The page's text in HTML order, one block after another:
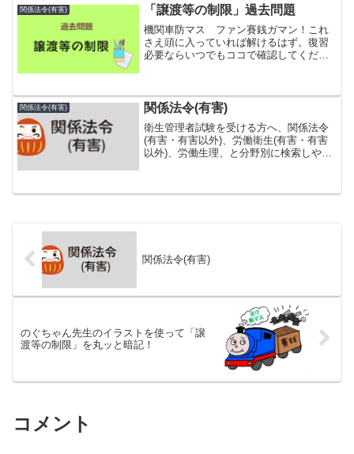
関係法令(有害) 「譲渡等の制限」過去問題
機関車防マス ファン賽銭ガマン！これ
さえ頭に入っていれば解けるはず。復習
必要ならいつでもココで確認してくださ
械等に該当するものは...
関係法令(有害) 関係法令(有害)
衛生管理者試験を受ける方へ、関係法令
(有害・有害以外)、労働衛生(有害・有害
以外)、労働生理、と分野別に検索しやす
関係法令(有害)
のぐちゃん先生のイラストを使って「譲
渡等の制限」を丸ッと暗記！
コメント